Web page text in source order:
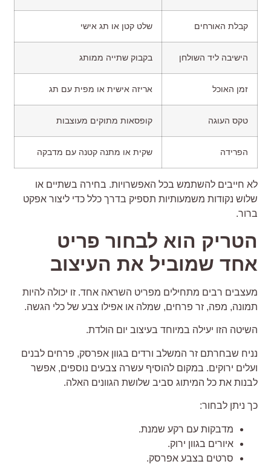
קבלת האורחים שלט קטן או תג אישי
הישיבה ליד השולחן בקבוק שתייה ממותג
זמן האוכל אריזה אישית או מפית עם תג
טקס העוגה קופסאות מתוקים מעוצבות
הפרידה שקית או מתנה קטנה עם מדבקה
לא חייבים להשתמש בכל האפשרויות. בחירה בשתיים או
שלוש נקודות משמעותיות תספיק בדרך כלל כדי ליצור אפקט
ברור.
הטריק הוא לבחור פריט
אחד שמוביל את העיצוב
מעצבים רבים מתחילים מפריט השראה אחד. זו יכולה להיות
תמונה, מפה, זר פרחים, שמלה או אפילו צבע של כלי הגשה.
השיטה הזו יעילה במיוחד בעיצוב יום הולדת.
נניח שבחרתם זר המשלב ורדים בגוון אפרסק, פרחים לבנים
ועלים ירוקים. במקום להוסיף עשרה צבעים נוספים, אפשר
לבנות את כל המיתוג סביב שלושת הגוונים האלה.
כך ניתן לבחור:
מדבקות עם רקע שמנת.
איורים בגוון ירוק.
סרטים בצבע אפרסק.